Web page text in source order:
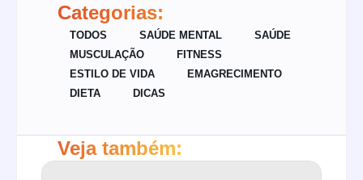
Categorias:
TODOS SAÚDE MENTAL
SAÚDE
MUSCULAÇÃO
FITNESS
ESTILO DE VIDA
EMAGRECIMENTO
DIETA
DICAS
Veja também: